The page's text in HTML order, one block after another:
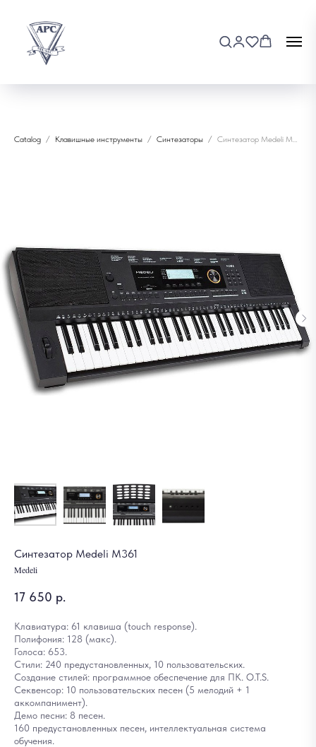
Catalog Клавишные инструменты Синтезаторы Синтезатор Medeli M361
Синтезатор Medeli M361
Medeli
17 650 р.
Клавиатура: 61 клавиша (touch response).
Полифония: 128 (макс).
Голоса: 653.
Стили: 240 предустановленных, 10 пользовательских.
Создание стилей: программное обеспечение для ПК. O.T.S.
Секвенсор: 10 пользовательских песен (5 мелодий + 1
аккомпанимент).
Демо песни: 8 песен.
160 предустановленных песен, интеллектуальная система
обучения.